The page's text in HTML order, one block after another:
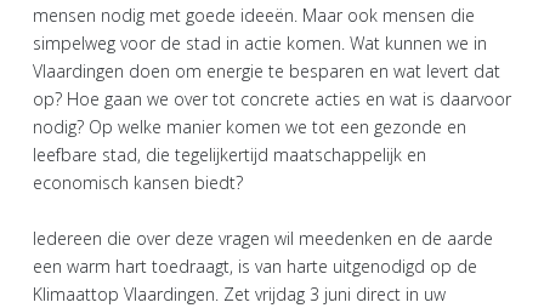
mensen nodig met goede ideeën. Maar ook mensen die
simpelweg voor de stad in actie komen. Wat kunnen we in
Vlaardingen doen om energie te besparen en wat levert dat
op? Hoe gaan we over tot concrete acties en wat is daarvoor
nodig? Op welke manier komen we tot een gezonde en
leefbare stad, die tegelijkertijd maatschappelijk en
economisch kansen biedt?
Iedereen die over deze vragen wil meedenken en de aarde
een warm hart toedraagt, is van harte uitgenodigd op de
Klimaattop Vlaardingen. Zet vrijdag 3 juni direct in uw